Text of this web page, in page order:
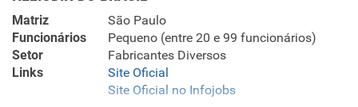
Matriz
São Paulo
Funcionários
Pequeno (entre 20 e 99 funcionários)
Setor
Fabricantes Diversos
Links
Site Oficial
Site Oficial no Infojobs